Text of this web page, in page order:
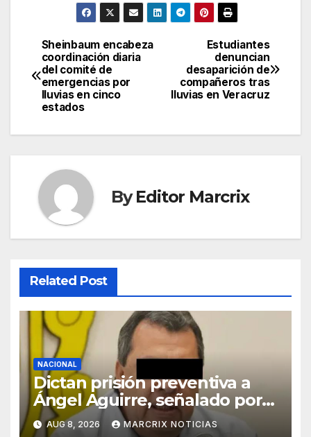
Post
navigation
Estudiantes
denuncian
desaparición de
compañeros tras
lluvias en Veracruz
Sheinbaum encabeza
coordinación diaria
del comité de
emergencias por
lluvias en cinco
estados
ByEditor Marcrix
Related Post
NACIONAL
Dictan prisión preventiva a
Ángel Aguirre, señalado por
el caso Ayotzinapa
AUG 8, 2026 MARCRIX NOTICIAS